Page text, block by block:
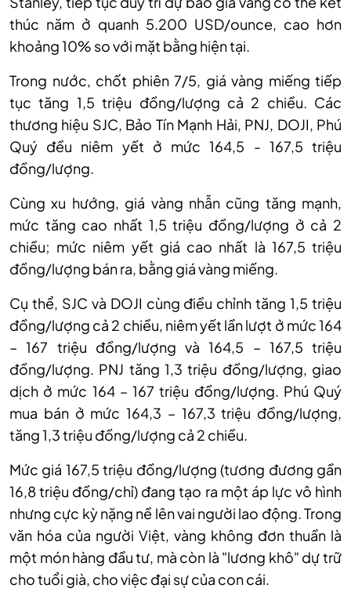
thúc năm ở quanh 5.200 USD/ounce, cao hơn
khoảng 10% so với mặt bằng hiện tại.
Trong nước, chốt phiên 7/5, giá vàng miếng tiếp
tục tăng 1,5 triệu đồng/lượng cả 2 chiều. Các
thương hiệu SJC, Bảo Tín Mạnh Hải, PNJ, DOJI, Phú
Quý đều niêm yết ở mức 164,5 - 167,5 triệu
đồng/lượng.
Cùng xu hướng, giá vàng nhẫn cũng tăng mạnh,
mức tăng cao nhất 1,5 triệu đồng/lượng ở cả 2
chiều; mức niêm yết giá cao nhất là 167,5 triệu
đồng/lượng bán ra, bằng giá vàng miếng.
Cụ thể, SJC và DOJI cùng điều chỉnh tăng 1,5 triệu
đồng/lượng cả 2 chiều, niêm yết lần lượt ở mức 164
– 167 triệu đồng/lượng và 164,5 – 167,5 triệu
đồng/lượng. PNJ tăng 1,3 triệu đồng/lượng, giao
dịch ở mức 164 – 167 triệu đồng/lượng. Phú Quý
mua bán ở mức 164,3 – 167,3 triệu đồng/lượng,
tăng 1,3 triệu đồng/lượng cả 2 chiều.
Mức giá 167,5 triệu đồng/lượng (tương đương gần
16,8triệu đồng/chỉ) đang tạo ra một áp lực vô hình
nhưng cực kỳ nặng nề lên vai người lao động. Trong
văn hóa của người Việt, vàng không đơn thuần là
một món hàng đầu tư, mà còn là "lương khô" dự trữ
cho tuổi già, cho việc đại sự của con cái.